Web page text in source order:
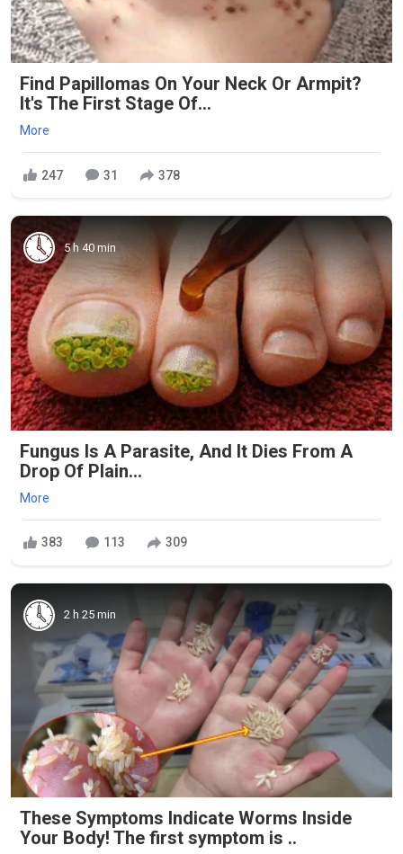
Find Papillomas On Your Neck Or Armpit?
It's The First Stage Of...
More
247 31 378
5 h 40 min
Fungus Is A Parasite, And It Dies From A
Drop Of Plain...
More
383 113 309
2 h 25 min
These Symptoms Indicate Worms Inside
Your Body! The first symptom is ..